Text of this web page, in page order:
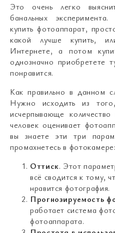
Это очень легко
банальных
купить фотоаппарат,
какой лучше купить,
Интернете, а потом
однозначно приобретете
понравится.
Как правильно в данном
Нужно исходить из
исчерпывающе
человек оценивает
вы знаете эти три
промахнетесь в фотокамере:
Оттиск. Этот
всё сводится к тому,
нравится фотография.
Прогнозируемость
работает система
фотоаппарата.